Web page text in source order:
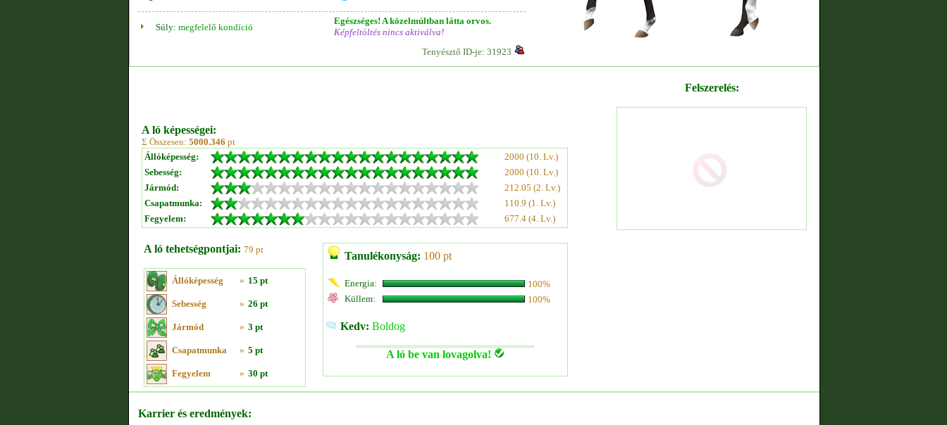
Súly: megfelelő kondíció
Egészséges! A közelmúltban látta orvos.
Képfeltöltés nincs aktiválva!
Tenyésztő ID-je: 31923
A ló képességei:
Σ Összesen: 5000.346 pt
Állóképesség:
2000 (10. Lv.)
Sebesség:
2000 (10. Lv.)
Jármód:
212.05 (2. Lv.)
Csapatmunka:
110.9 (1. Lv.)
Fegyelem:
677.4 (4. Lv.)
A ló tehetségpontjai: 79 pt
Állóképesség » 15 pt
Sebesség » 26 pt
Jármód » 3 pt
Csapatmunka » 5 pt
Fegyelem » 30 pt
Tanulékonyság: 100 pt
Energia:
100%
Küllem:
100%
Kedv: Boldog
A ló be van lovagolva!
Felszerelés:
Karrier és eredmények: